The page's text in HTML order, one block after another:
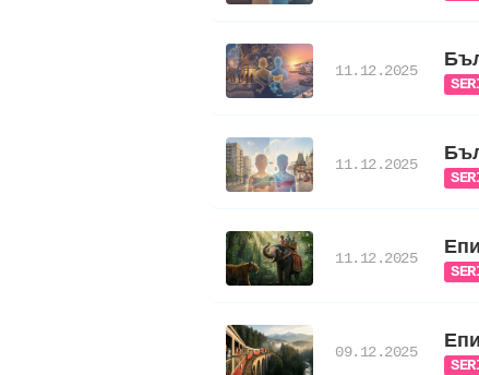
11.12.2025
11.12.2025
11.12.2025
09.12.2025